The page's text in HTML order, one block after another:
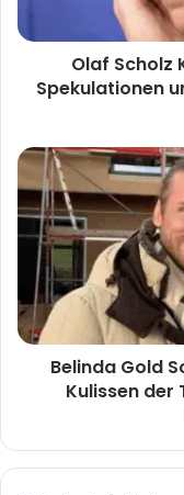
Spekulationen
um
Gesundheit
steckt
Olaf Scholz
Spekulationen
Belinda
Gold
Scheidung
Blick
hinter
die
Kulissen
Trennung
TV-
Belinda Gold
Kulissen der